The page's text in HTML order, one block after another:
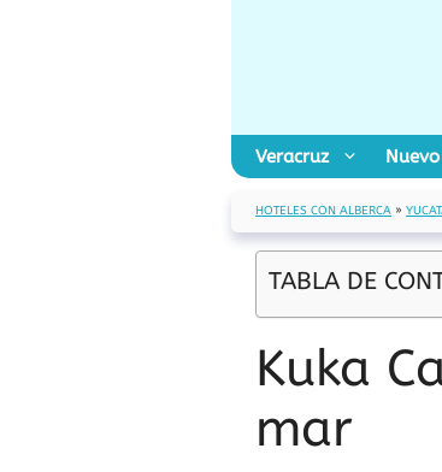
Veracruz
HOTELES CON ALBERCA »
TABLA DE
Kuka
mar